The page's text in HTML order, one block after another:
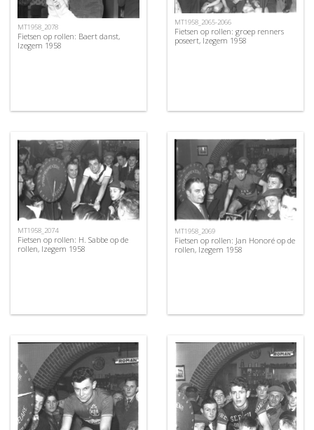
MT1958_2078
Fietsen op rollen: Baert danst,
Izegem 1958
MT1958_2065-2066
Fietsen op rollen: groep renners
poseert, Izegem 1958
MT1958_2074
Fietsen op rollen: H. Sabbe op de
rollen, Izegem 1958
MT1958_2069
Fietsen op rollen: Jan Honoré op de
rollen, Izegem 1958